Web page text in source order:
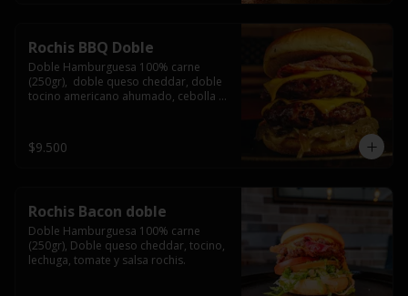
Rochis BBQ Doble
Doble Hamburguesa 100% carne
(250gr),  doble queso cheddar, doble
tocino americano ahumado, cebolla
$9.500
Rochis Bacon doble
Doble Hamburguesa 100% carne
(250gr), Doble queso cheddar, tocino,
lechuga, tomate y salsa rochis.